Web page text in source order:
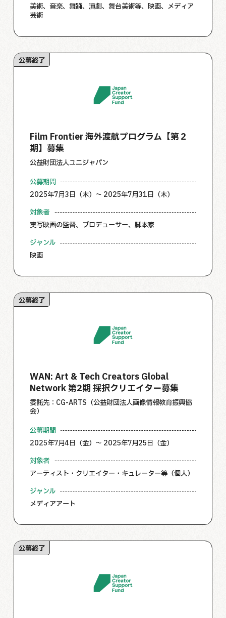
美術、音楽、舞踊、演劇、舞台美術等、映画、メディア
芸術
公募終了
Film Frontier 海外渡航プログラム【第２
期】募集
公益財団法人ユニジャパン
公募期間
2025年7月3日（木）～ 2025年7月31日（木）
対象者
実写映画の監督、プロデューサー、脚本家
ジャンル
映画
公募終了
WAN: Art & Tech Creators Global
Network 第2期 採択クリエイター募集
委託先：CG-ARTS（公益財団法人画像情報教育振興協
会）
公募期間
2025年7月4日（金）～ 2025年7月25日（金）
対象者
アーティスト・クリエイター・キュレーター等（個人）
ジャンル
メディアアート
公募終了